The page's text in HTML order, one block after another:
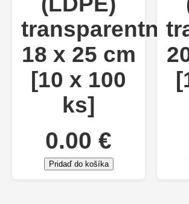
transparentné
18 x 25 cm
[10 x 100
ks]
0.00 €
Pridaď do košíka